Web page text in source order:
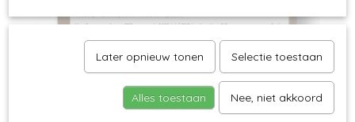
Later opnieuw tonen Selectie toestaan
Alles toestaan Nee, niet akkoord